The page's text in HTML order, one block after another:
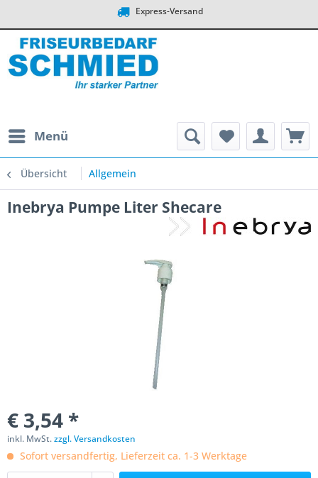
Express-Versand
Menü
Übersicht Allgemein
Inebrya Pumpe Liter Shecare
€ 3,54 *
inkl. MwSt.zzgl. Versandkosten
Sofort versandfertig, Lieferzeit ca. 1-3 Werktage